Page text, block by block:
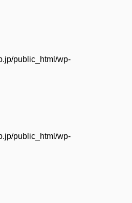
public_html/wp-
public_html/wp-